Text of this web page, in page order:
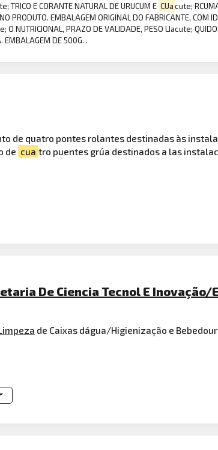
TRICO E CORANTE NATURAL DE URUCUM E CUacute;
PRODUTO. EMBALAGEM ORIGINAL DO FABRICANTE, COM
NUTRICIONAL, PRAZO DE VALIDADE, PESO LIacute;
EMBALAGEM DE 500G. .
de quatro pontes rolantes destinadas às
de cua tro puentes grúa destinados a las
De Ciencia Tecnol E Inovação/
de Caixas dágua/Higienização e